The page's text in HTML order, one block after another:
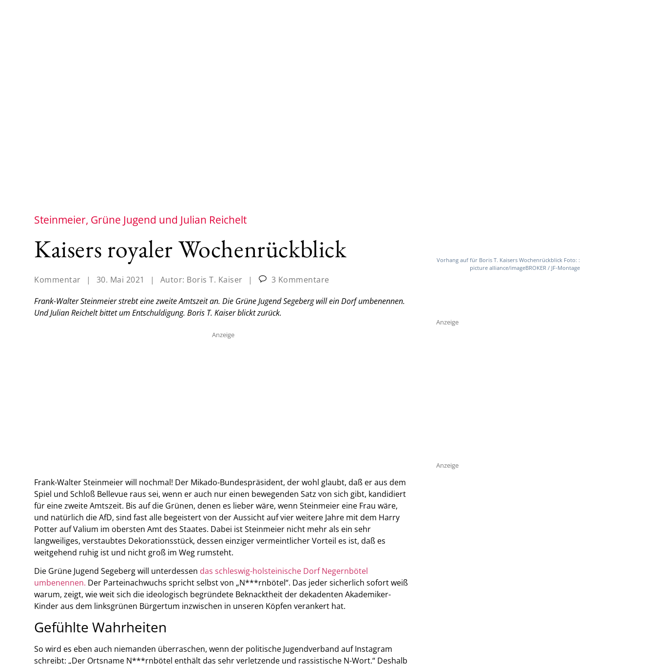
Steinmeier, Grüne Jugend und Julian Reichelt
Kaisers royaler Wochenrückblick
Kommentar | 30. Mai 2021 | Autor: Boris T. Kaiser |
3 Kommentare
Frank-Walter Steinmeier strebt eine zweite Amtszeit an. Die Grüne Jugend Segeberg will ein Dorf umbenennen.
Und Julian Reichelt bittet um Entschuldigung. Boris T. Kaiser blickt zurück.
Anzeige
Frank-Walter Steinmeier will nochmal! Der Mikado-Bundespräsident, der wohl glaubt, daß er aus dem
Spiel und Schloß Bellevue raus sei, wenn er auch nur einen bewegenden Satz von sich gibt, kandidiert
für eine zweite Amtszeit. Bis auf die Grünen, denen es lieber wäre, wenn Steinmeier eine Frau wäre,
und natürlich die AfD, sind fast alle begeistert von der Aussicht auf vier weitere Jahre mit dem Harry
Potter auf Valium im obersten Amt des Staates. Dabei ist Steinmeier nicht mehr als ein sehr
langweiliges, verstaubtes Dekorationsstück, dessen einziger vermeintlicher Vorteil es ist, daß es
weitgehend ruhig ist und nicht groß im Weg rumsteht.
Die Grüne Jugend Segeberg will unterdessen das schleswig-holsteinische Dorf Negernbötel
umbenennen. Der Parteinachwuchs spricht selbst von „N***rnbötel“. Das jeder sicherlich sofort weiß
warum, zeigt, wie weit sich die ideologisch begründete Beknacktheit der dekadenten Akademiker-
Kinder aus dem linksgrünen Bürgertum inzwischen in unseren Köpfen verankert hat.
Gefühlte Wahrheiten
So wird es eben auch niemanden überraschen, wenn der politische Jugendverband auf Instagram
schreibt: „Der Ortsname N***rnbötel enthält das sehr verletzende und rassistische N-Wort.“ Deshalb
Vorhang auf für Boris T. Kaisers Wochenrückblick Foto: :
picture alliance/imageBROKER / JF-Montage
Anzeige
Anzeige